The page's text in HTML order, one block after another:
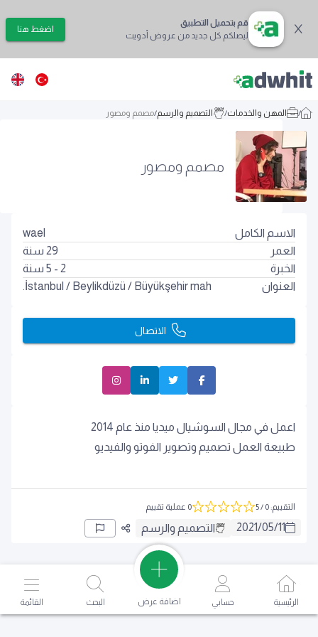
قم بتحميل التطبيق
ليصلكم كل جديد من عروض أدويت
اضغط هنا
/ المهن والخدمات/ التصميم والرسم/مصمم ومصور
مصمم ومصور
اعمل في مجال السوشيال ميديا منذ عام 2014
طبيعة العمل تصميم وتصوير الفوتو والفيديو
التقييم:
0
/ 5 0 عملية تقييم
2021/05/11 التصميم والرسم
الاسم الكامل
wael
العمر
29 سنة
الخبرة
2 - 5 سنة
العنوان
İstanbul / Beylikdüzü / Büyükşehir mah.
الاتصال
الرئيسية حسابي اضافة عرض البحث القائمة